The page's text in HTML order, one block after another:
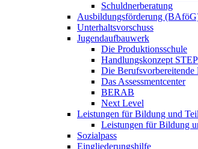
Schuldnerberatung
Ausbildungsförderung
Unterhaltsvorschuss
Jugendaufbauwerk
Die Produktionsschule
Handlungskonzept STEP
Die Berufsvorbereitende
Das Assessmentcenter
BERAB
Next Level
Leistungen für Bildung und
Leistungen für Bildung
Sozialpass
Eingliederungshilfe